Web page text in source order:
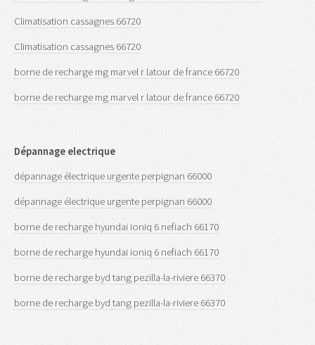
Climatisation cassagnes 66720
Climatisation cassagnes 66720
borne de recharge mg marvel r latour de france 66720
borne de recharge mg marvel r latour de france 66720
Dépannage electrique
dépannage électrique urgente perpignan 66000
dépannage électrique urgente perpignan 66000
borne de recharge hyundai ioniq 6 nefiach 66170
borne de recharge hyundai ioniq 6 nefiach 66170
borne de recharge byd tang pezilla-la-riviere 66370
borne de recharge byd tang pezilla-la-riviere 66370